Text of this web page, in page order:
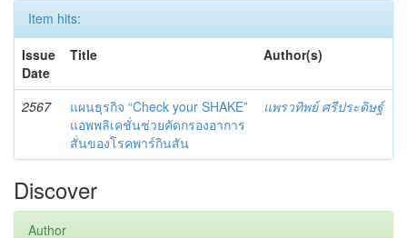
Item hits:
Issue
Date
Title Author(s)
2567
แผนธุรกิจ “Check your SHAKE”
แอพพลิเคชั่นช่วยคัดกรองอาการ
สั่นของโรคพาร์กินสัน
แพรวทิพย์ ศรีประดิษฐ์
Discover
Author